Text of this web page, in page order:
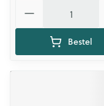
Bestel